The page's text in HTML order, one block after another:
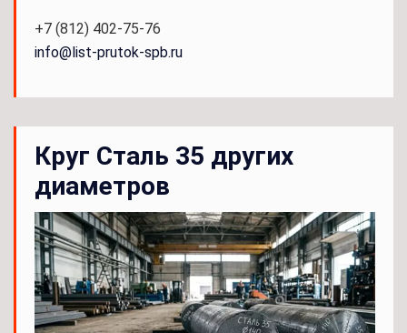
+7 (812) 402-75-76
info@list-prutok-spb.ru
Круг Сталь 35 других
диаметров